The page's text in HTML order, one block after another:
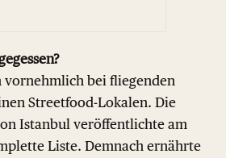
vornehmlich bei fliegenden
Streetfood-Lokalen. Die
Istanbul veröffentlichte am
Liste. Demnach ernährte